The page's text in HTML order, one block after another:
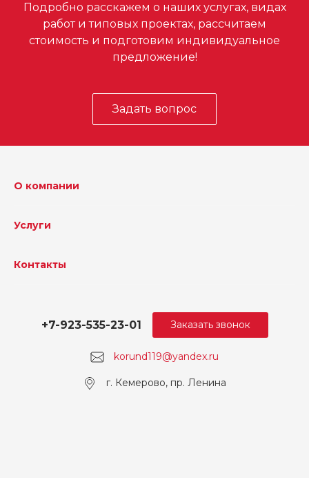
Подробно расскажем о наших услугах, видах
работ и типовых проектах, рассчитаем
стоимость и подготовим индивидуальное
предложение!
Задать вопрос
О компании
Услуги
Контакты
korund119@yandex.ru
+7-923-535-23-01
г. Кемерово, пр. Ленина
Заказать звонок